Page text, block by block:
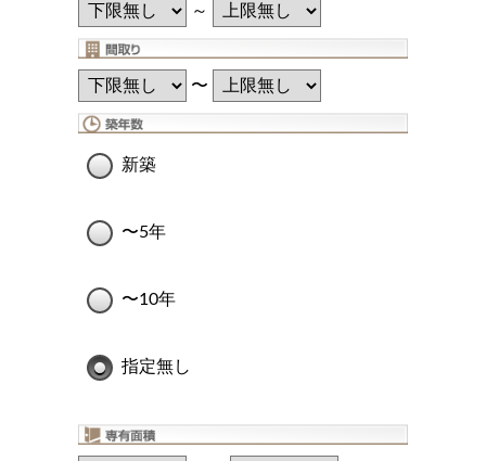
～
〜
新築
〜5年
〜10年
指定無し